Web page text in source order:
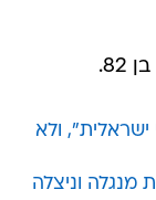
ולא
וניצלה